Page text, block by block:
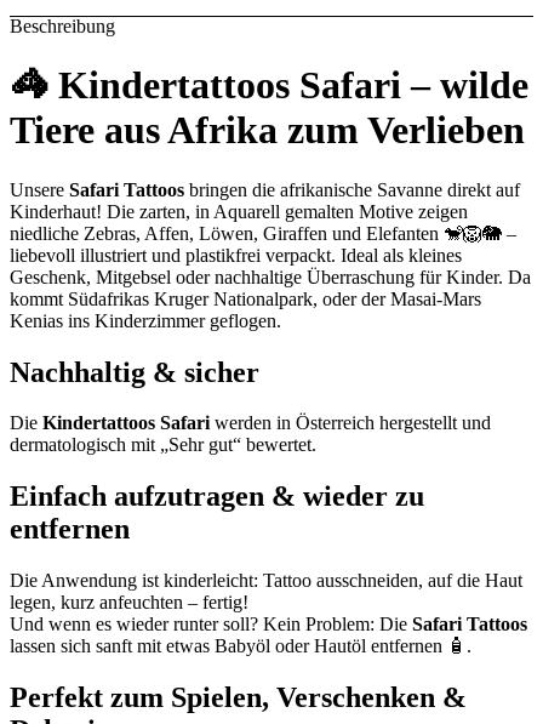
Beschreibung
🦓 Kindertattoos Safari – wilde
Tiere aus Afrika zum Verlieben
Unsere Safari Tattoos bringen die afrikanische Savanne direkt auf
Kinderhaut! Die zarten, in Aquarell gemalten Motive zeigen
niedliche Zebras, Affen, Löwen, Giraffen und Elefanten 🐒🦁🐘 –
liebevoll illustriert und plastikfrei verpackt. Ideal als kleines
Geschenk, Mitgebsel oder nachhaltige Überraschung für Kinder. Da
kommt Südafrikas Kruger Nationalpark, oder der Masai-Mars
Kenias ins Kinderzimmer geflogen.
Nachhaltig & sicher
Die Kindertattoos Safariwerden in Österreich hergestellt und
dermatologisch mit „Sehr gut“ bewertet.
Einfach aufzutragen & wieder zu
entfernen
Die Anwendung ist kinderleicht: Tattoo ausschneiden, auf die Haut
legen, kurz anfeuchten – fertig!
Und wenn es wieder runter soll? Kein Problem: Die Safari Tattoos
lassen sich sanft mit etwas Babyöl oder Hautöl entfernen 🧴.
Perfekt zum Spielen, Verschenken &